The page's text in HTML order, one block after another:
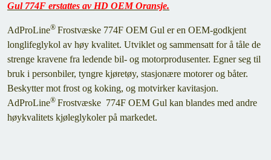
Gul 774F erstattes av HD OEM Oransje.
AdProLine® Frostvæske 774F OEM Gul er en OEM-godkjent
longlifeglykol av høy kvalitet. Utviklet og sammensatt for å tåle de
strenge kravene fra ledende bil- og motorprodusenter. Egner seg til
bruk i personbiler, tyngre kjøretøy, stasjonære motorer og båter.
Beskytter mot frost og koking, og motvirker kavitasjon.
AdProLine® Frostvæske 774F OEM Gul kan blandes med andre
høykvalitets kjøleglykoler på markedet.